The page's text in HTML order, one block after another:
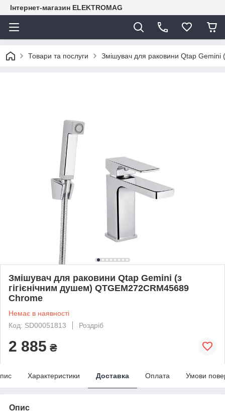
Інтернет-магазин ELEKTROMAG
Товари та послуги Змішувач для раковини Qtap Gemini
Змішувач для раковини Qtap Gemini (з
гігієнічним душем) QTGEM272CRM45689
Chrome
Немає в наявності
Код: SD00051813
Роздріб
2 885 ₴
Характеристики Доставка Оплата Умови
Опис